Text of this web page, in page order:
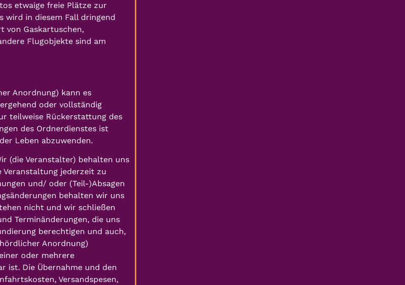
etwaige freie Plätze zur
wird in diesem Fall dringend
von Gaskartuschen,
Flugobjekte sind am
Anordnung) kann es
oder vollständig
teilweise Rückerstattung des
des Ordnerdienstes ist
Leben abzuwenden.
(die Veranstalter) behalten uns
Veranstaltung jederzeit zu
und/ oder (Teil-)Absagen
behalten wir uns
nicht und wir schließen
Terminänderungen, die uns
berechtigen und auch,
Anordnung)
oder mehrere
ist. Die Übernahme und den
Versandspesen,